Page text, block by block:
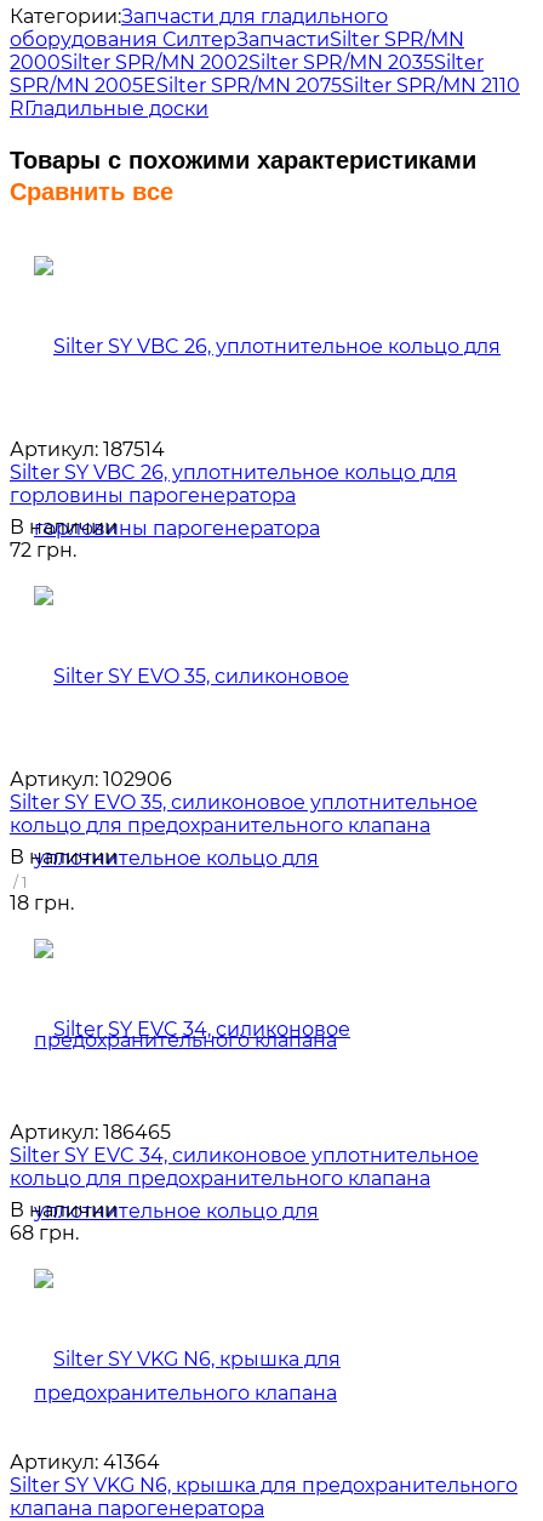
Категории:Запчасти для гладильного
оборудования СилтерЗапчастиSilter SPR/MN
2000Silter SPR/MN 2002Silter SPR/MN 2035Silter
SPR/MN 2005ESilter SPR/MN 2075Silter SPR/MN 2110
RГладильные доски
Товары с похожими характеристиками
Сравнить все
Артикул: 187514
Silter SY VBC 26, уплотнительное кольцо для
горловины парогенератора
В наличии
72 грн.
Артикул: 102906
Silter SY EVO 35, силиконовое уплотнительное
кольцо для предохранительного клапана
В наличии
/ 1
18 грн.
Артикул: 186465
Silter SY EVC 34, силиконовое уплотнительное
кольцо для предохранительного клапана
В наличии
68 грн.
Артикул: 41364
Silter SY VKG N6, крышка для предохранительного
клапана парогенератора